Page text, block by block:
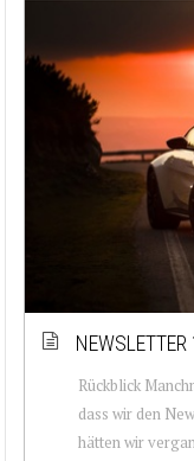
Rückblick
dass wir den
hätten wir